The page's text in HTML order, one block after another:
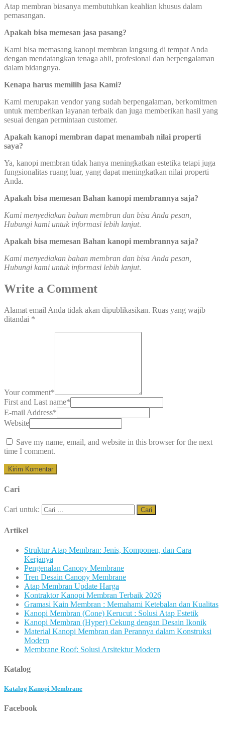
Atap membran biasanya membutuhkan keahlian khusus dalam
pemasangan.
Apakah bisa memesan jasa pasang?
Kami bisa memasang kanopi membran langsung di tempat Anda
dengan mendatangkan tenaga ahli, profesional dan berpengalaman
dalam bidangnya.
Kenapa harus memilih jasa Kami?
Kami merupakan vendor yang sudah berpengalaman, berkomitmen
untuk memberikan layanan terbaik dan juga memberikan hasil yang
sesuai dengan permintaan customer.
Apakah kanopi membran dapat menambah nilai properti
saya?
Ya, kanopi membran tidak hanya meningkatkan estetika tetapi juga
fungsionalitas ruang luar, yang dapat meningkatkan nilai properti
Anda.
Apakah bisa memesan Bahan kanopi membrannya saja?
Kami menyediakan bahan membran dan bisa Anda pesan,
Hubungi kami untuk informasi lebih lanjut.
Apakah bisa memesan Bahan kanopi membrannya saja?
Kami menyediakan bahan membran dan bisa Anda pesan,
Hubungi kami untuk informasi lebih lanjut.
Write a Comment
Alamat email Anda tidak akan dipublikasikan. Ruas yang wajib
ditandai *
Your comment*
First and Last name*
E-mail Address*
Website
Save my name, email, and website in this browser for the next
time I comment.
Cari
Cari untuk:
Artikel
Struktur Atap Membran: Jenis, Komponen, dan Cara
Kerjanya
Pengenalan Canopy Membrane
Tren Desain Canopy Membrane
Atap Membran Update Harga
Kontraktor Kanopi Membran Terbaik 2026
Gramasi Kain Membran : Memahami Ketebalan dan Kualitas
Kanopi Membran (Cone) Kerucut : Solusi Atap Estetik
Kanopi Membran (Hyper) Cekung dengan Desain Ikonik
Material Kanopi Membran dan Perannya dalam Konstruksi
Modern
Membrane Roof: Solusi Arsitektur Modern
Katalog
Katalog Kanopi Membrane
Facebook